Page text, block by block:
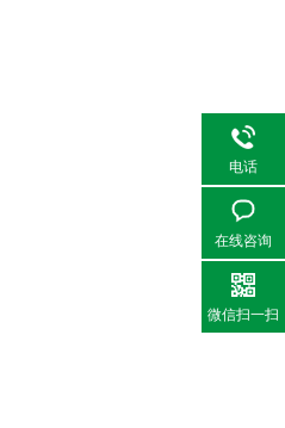
电话
在线咨询
微信扫一扫